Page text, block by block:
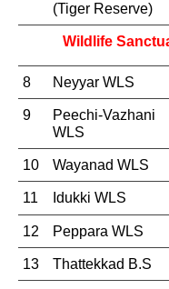
(Tiger Reserve)
Wildlife
8 Neyyar WLS
9
Peechi-Vazhani
WLS
10 Wayanad WLS
11 Idukki WLS
12 Peppara WLS
13 Thattekkad B.S